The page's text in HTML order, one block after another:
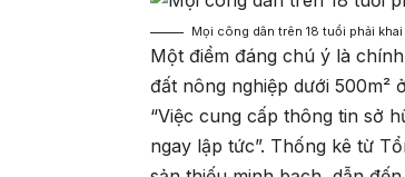
Mọi công dân trên 18 tuổi phải
Một điểm đáng chú ý là
đất nông nghiệp dưới 500m²
“Việc cung cấp thông tin sở
ngay lập tức”. Thống kê từ